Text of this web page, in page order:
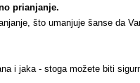
prianjanje.
što umanjuje šanse da
i jaka - stoga možete biti